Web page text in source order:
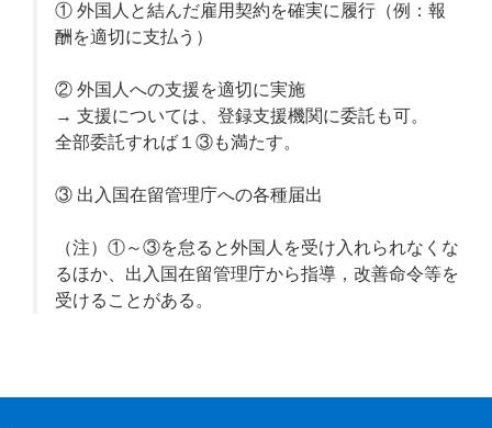
① 外国人と結んだ雇用契約を確実に履行（例：報
酬を適切に支払う）
② 外国人への支援を適切に実施
→ 支援については、登録支援機関に委託も可。
全部委託すれば１③も満たす。
③ 出入国在留管理庁への各種届出
（注）①～③を怠ると外国人を受け入れられなくな
るほか、出入国在留管理庁から指導，改善命令等を
受けることがある。